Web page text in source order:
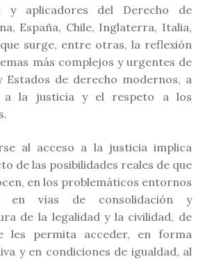
y aplicadores del Derecho de
España, Chile, Inglaterra, Italia,
surge, entre otras, la reflexión
más complejos y urgentes de
Estados de derecho modernos, a
a la justicia y el respeto a los
al acceso a la justicia implica
de las posibilidades reales de que
en los problemáticos entornos
en vías de consolidación y
de la legalidad y la civilidad, de
les permita acceder, en forma
y en condiciones de igualdad, al